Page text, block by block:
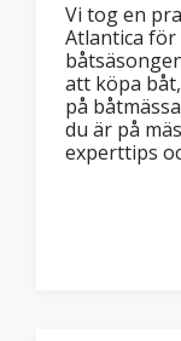
Vi tog en
Atlantica
att köpa
på
du är på
experttips